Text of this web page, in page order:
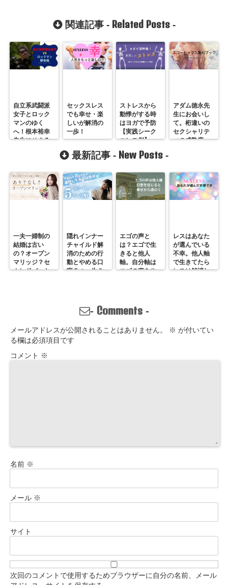
関連記事 - Related Posts-
自立系武闘派
女子とロック
マンのゆく
へ！根本裕幸
先生にせまる
セックスレス
でも幸せ・楽
しいが解消の
一歩！
ストレスから
動悸がする時
はヨガで予防
【実践シーク
エンス例】
アダム徳永先
生にお会いし
て。桁違いの
セクシャリテ
ィの成熟度
最新記事 - New Posts -
一夫一婦制の
結婚は古い
の？オープン
マリッジ？セ
カンドパート
隠れインナー
チャイルド解
消のための行
動とやめる口
癖５つ。生き
関係改善方法
はここにある
エゴの声と
は？エゴで生
きると他人
軸。自分軸は
エゴの声をや
レスはあなた
が選んでいる
不幸。他人軸
で生きてたら
レスは解消し
- Comments-
メールアドレスが公開されることはありません。 ※ が付いてい
る欄は必須項目です
コメント ※
名前 ※
メール ※
サイト
次回のコメントで使用するためブラウザーに自分の名前、メール